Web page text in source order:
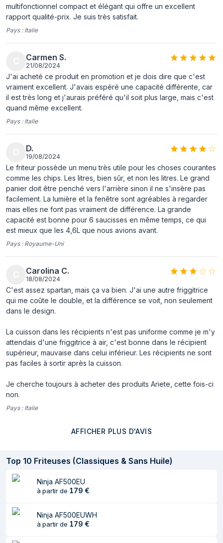
construction
Couleur du produit
Type de
commande
Placement de
l'appareil
Autonome
Poignée(s)
panneau de
commande
Nombre de paniers
à frites
1
Fenêtre
transparente pour
le contrôle de la
cuisson
Oui
marche/arrêt
intégré
représentation / réalisation
Capacité 6 L
Capacité de la
2,5 kg
Fonction Friture Oui
Fonction Cuisson
réglable
Température (max) 200 °C
cuisson préréglés
Minuteur numérique
multifonctionnel compact et élégant qui offre un excellent
rapport qualité-prix. Je suis très satisfait.
Pays : Italie
Carmen S.
21/08/2024
J'ai acheté ce produit en promotion et je dois dire que c'est
vraiment excellent. J'avais espéré une capacité différente, car
il est très long et j'aurais préféré qu'il soit plus large, mais c'est
quand même excellent.
Pays : Italie
D.
19/08/2024
Le friteur possède un menu très utile pour les choses courantes
comme les chips. Les litres, bien sûr, et non les litres. Le grand
panier doit être penché vers l'arrière sinon il ne s'insère pas
facilement. La lumière et la fenêtre sont agréables à regarder
mais elles ne font pas vraiment de différence. La grande
capacité est bonne pour 6 saucisses en même temps, ce qui
est mieux que les 4,6L que nous avions avant.
Pays : Royaume-Uni
Carolina C.
18/08/2024
C'est assez spartan, mais ça va bien. J'ai une autre friggitrice
qui me coûte le double, et la différence se voit, non seulement
dans le design.
La cuisson dans les récipients n'est pas uniforme comme je m'y
attendais d'une friggitrice à air, c'est bonne dans le récipient
supérieur, mauvaise dans celui inférieur. Les récipients ne sont
pas faciles à sortir après la cuisson.
Je cherche toujours à acheter des produits Ariete, cette fois-ci
non.
Pays : Italie
AFFICHER PLUS D'AVIS
Top 10 Friteuses (Classiques & Sans Huile)
Ninja AF500EU
à partir de 179 €
Ninja AF500EUWH
à partir de 179 €